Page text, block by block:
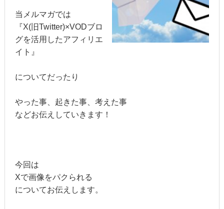
当メルマガでは
『X(旧Twitter)×VODブロ
グを活用したアフィリエ
イト』
についてだったり
やった事、起きた事、考えた事
などお伝えしていきます！
今回は
Xで画像をパクられる
についてお伝えします。